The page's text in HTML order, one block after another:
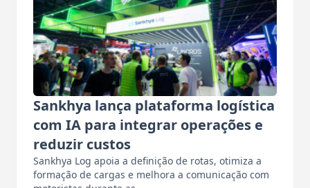
Sankhya lança plataforma logística
com IA para integrar operações e
reduzir custos
Sankhya Log apoia a definição de rotas, otimiza a
formação de cargas e melhora a comunicação com